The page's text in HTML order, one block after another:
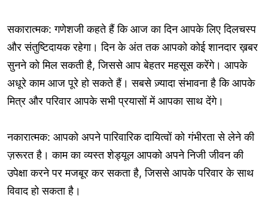
सकारात्मक: गणेशजी कहते हैं कि आज का दिन आपके लिए दिलचस्प
और संतुष्टिदायक रहेगा। दिन के अंत तक आपको कोई शानदार ख़बर
सुनने को मिल सकती है, जिससे आप बेहतर महसूस करेंगे। आपके
अधूरे काम आज पूरे हो सकते हैं। सबसे ज़्यादा संभावना है कि आपके
मित्र और परिवार आपके सभी प्रयासों में आपका साथ देंगे।
नकारात्मक: आपको अपने पारिवारिक दायित्वों को गंभीरता से लेने की
ज़रूरत है। काम का व्यस्त शेड्यूल आपको अपने निजी जीवन की
उपेक्षा करने पर मजबूर कर सकता है, जिससे आपके परिवार के साथ
विवाद हो सकता है।